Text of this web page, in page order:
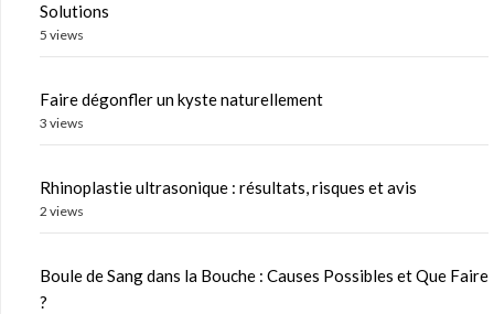
Solutions
5 views
Faire dégonfler un kyste naturellement
3 views
Rhinoplastie ultrasonique : résultats, risques et avis
2 views
Boule de Sang dans la Bouche : Causes Possibles et Que Faire
?